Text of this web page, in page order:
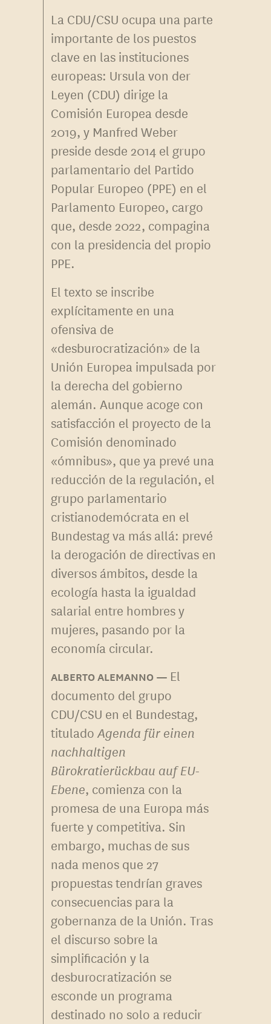
La CDU/CSU ocupa una parte
importante de los puestos
clave en las instituciones
europeas: Ursula von der
Leyen (CDU) dirige la
Comisión Europea desde
2019, y Manfred Weber
preside desde 2014 el grupo
parlamentario del Partido
Popular Europeo (PPE) en el
Parlamento Europeo, cargo
que, desde 2022, compagina
con la presidencia del propio
PPE.
El texto se inscribe
explícitamente en una
ofensiva de
«desburocratización» de la
Unión Europea impulsada por
la derecha del gobierno
alemán. Aunque acoge con
satisfacción el proyecto de la
Comisión denominado
«ómnibus», que ya prevé una
reducción de la regulación, el
grupo parlamentario
cristianodemócrata en el
Bundestag va más allá: prevé
la derogación de directivas en
diversos ámbitos, desde la
ecología hasta la igualdad
salarial entre hombres y
mujeres, pasando por la
economía circular.
ALBERTO ALEMANNO
El
documento del grupo
CDU/CSU en el Bundestag,
tituladoAgenda für einen
nachhaltigen
Bürokratierückbau auf EU-
Ebene, comienza con la
promesa de una Europa más
fuerte y competitiva. Sin
embargo, muchas de sus
nada menos que 27
propuestas tendrían graves
consecuencias para la
gobernanza de la Unión. Tras
el discurso sobre la
simplificación y la
desburocratización se
esconde un programa
destinado no solo a reducir